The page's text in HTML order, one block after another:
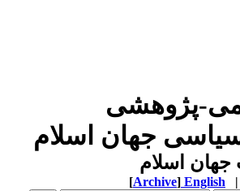
پژوهشی
جهان اسلام
اسلام
English
[Archive]